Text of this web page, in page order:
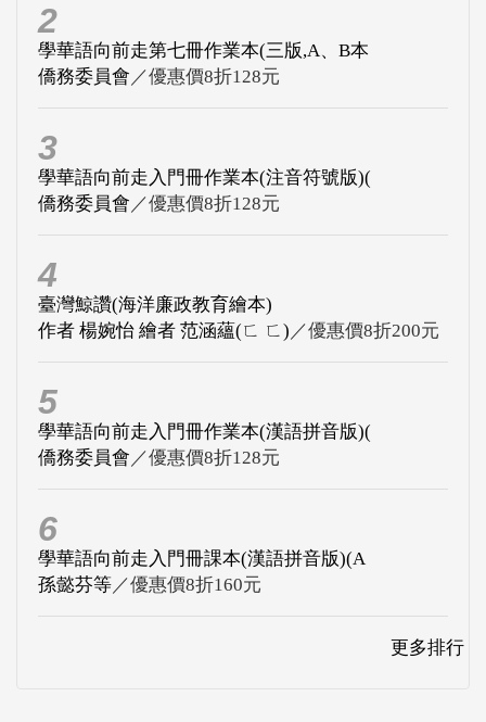
2
學華語向前走第七冊作業本(三版,A、B本
僑務委員會 ／優惠價8折128元
3
學華語向前走入門冊作業本(注音符號版)(
僑務委員會 ／優惠價8折128元
4
臺灣鯨讚(海洋廉政教育繪本)
作者 楊婉怡 繪者 范涵蘊(ㄈ ㄈ) ／優惠價8折200元
5
學華語向前走入門冊作業本(漢語拼音版)(
僑務委員會 ／優惠價8折128元
6
學華語向前走入門冊課本(漢語拼音版)(A
孫懿芬等／優惠價8折160元
更多排行